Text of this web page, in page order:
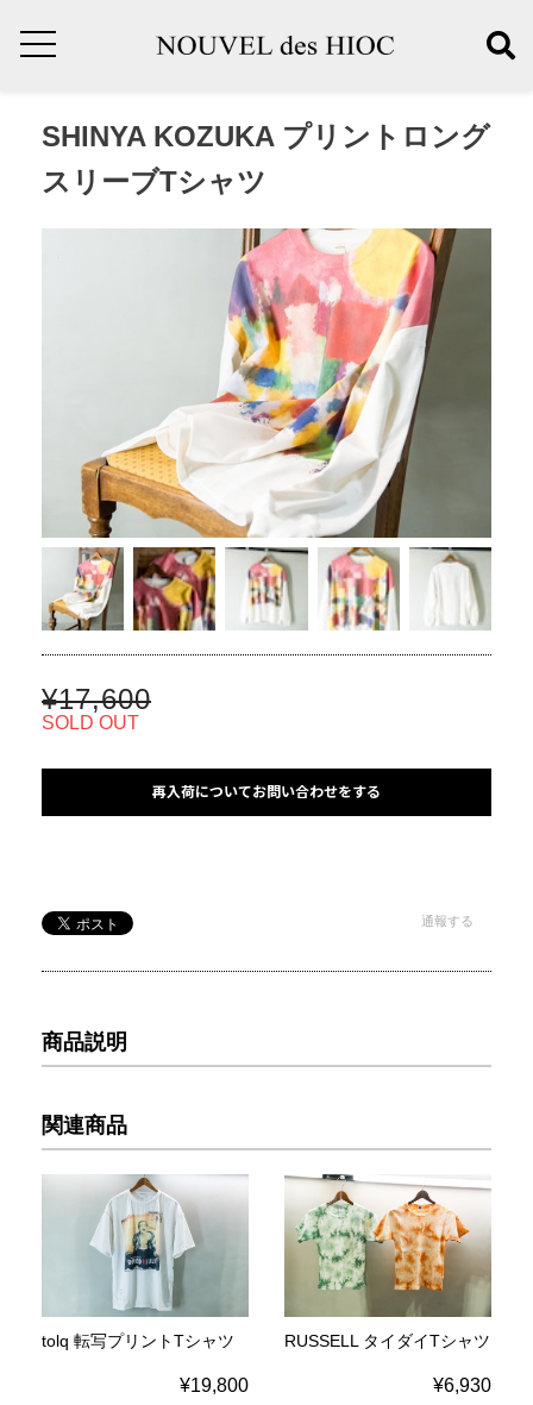
SHINYA KOZUKA プリントロング
スリーブTシャツ
¥17,600
SOLD OUT
再入荷についてお問い合わせをする
通報する
商品説明
関連商品
tolq 転写プリントTシャツ
¥19,800
RUSSELL タイダイTシャツ
¥6,930